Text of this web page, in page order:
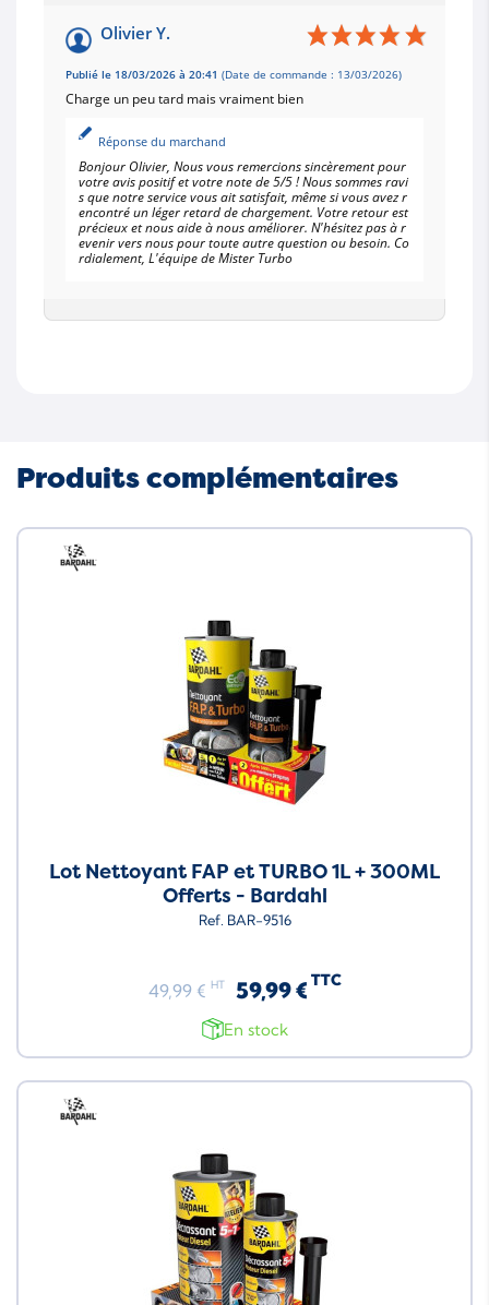
Olivier Y.
Publié le 18/03/2026 à 20:41 (Date de commande : 13/03/2026)
Charge un peu tard mais vraiment bien
Réponse du marchand
Bonjour Olivier, Nous vous remercions sincèrement pour
votre avis positif et votre note de 5/5 ! Nous sommes ravi
s que notre service vous ait satisfait, même si vous avez r
encontré un léger retard de chargement. Votre retour est
précieux et nous aide à nous améliorer. N'hésitez pas à r
evenir vers nous pour toute autre question ou besoin. Co
rdialement, L'équipe de Mister Turbo
Produits complémentaires
Neuf
Lot Nettoyant FAP et TURBO 1L + 300ML
Offerts - Bardahl
Ref. BAR-9516
49,99 € HT 59,99 € TTC
En stock
Neuf